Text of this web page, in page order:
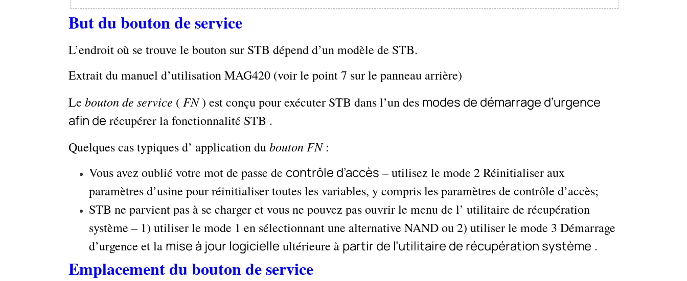
But du bouton de service
L’endroit où se trouve le bouton sur STB dépend d’un modèle de STB.
Extrait du manuel d’utilisation MAG420 (voir le point 7 sur le panneau arrière)
Lebouton de service (FN) est conçu pour exécuter STB dans l’un des modes de démarrage d’urgence
afin de récupérer la fonctionnalité STB .
Quelques cas typiques d’ application dubouton FN:
Vous avez oublié votre mot de passe de contrôle d’accès – utilisez le mode 2 Réinitialiser aux
paramètres d’usine pour réinitialiser toutes les variables, y compris les paramètres de contrôle d’accès;
STB ne parvient pas à se charger et vous ne pouvez pas ouvrir le menu de l’ utilitaire de récupération
système – 1) utiliser le mode 1 en sélectionnant une alternative NAND ou 2) utiliser le mode 3 Démarrage
d’urgence et la mise à jour logicielle ultérieure à partir de l’utilitaire de récupération système .
Emplacement du bouton de service